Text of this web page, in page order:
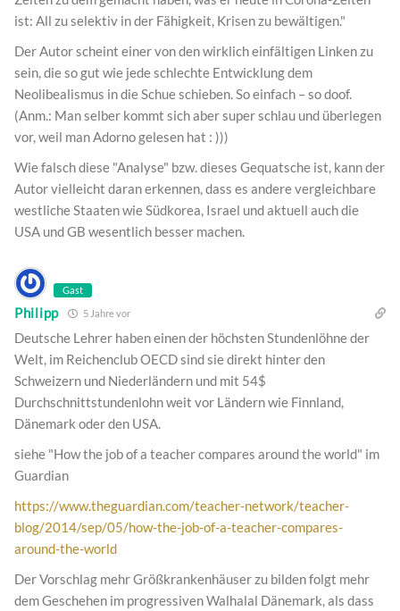
ist: All zu selektiv in der Fähigkeit, Krisen zu bewältigen."
Der Autor scheint einer von den wirklich einfältigen Linken zu
sein, die so gut wie jede schlechte Entwicklung dem
Neolibealismus in die Schue schieben. So einfach – so doof.
(Anm.: Man selber kommt sich aber super schlau und überlegen
vor, weil man Adorno gelesen hat : )))
Wie falsch diese "Analyse" bzw. dieses Gequatsche ist, kann der
Autor vielleicht daran erkennen, dass es andere vergleichbare
westliche Staaten wie Südkorea, Israel und aktuell auch die
USA und GB wesentlich besser machen.
Gast
Philipp 5 Jahre vor
Deutsche Lehrer haben einen der höchsten Stundenlöhne der
Welt, im Reichenclub OECD sind sie direkt hinter den
Schweizern und Niederländern und mit 54$
Durchschnittstundenlohn weit vor Ländern wie Finnland,
Dänemark oder den USA.
siehe "How the job of a teacher compares around the world" im
Guardian
https://www.theguardian.com/teacher-network/teacher-
blog/2014/sep/05/how-the-job-of-a-teacher-compares-
around-the-world
Der Vorschlag mehr Größkrankenhäuser zu bilden folgt mehr
dem Geschehen im progressiven Walhalal Dänemark, als dass